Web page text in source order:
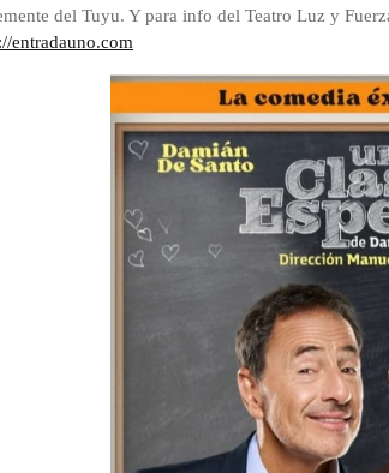
del Tuyu. Y para info del Teatro Luz y
entradauno.com